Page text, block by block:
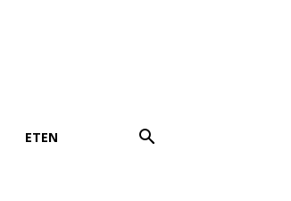
ETEN